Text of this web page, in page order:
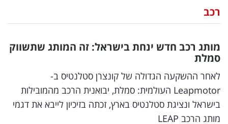
וצרכנות
דיגיטל
וטק
שיווק
ופרסום
רכב
מותג רכב חדש ינחת בישראל: זה המותג שתשווק
סמלת
לאחר ההשקעה הגדולה של קונצרן סטלנטיס ב-
Leapmotor העולמית: סמלת, יבואנית הרכב מהמובילות
בישראל ונציגת סטלנטיס בארץ, זכתה בזיכיון לייבא את דגמי
מותג הרכב LEAP